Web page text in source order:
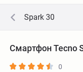
Spark 30
Смартфон Tecno
0